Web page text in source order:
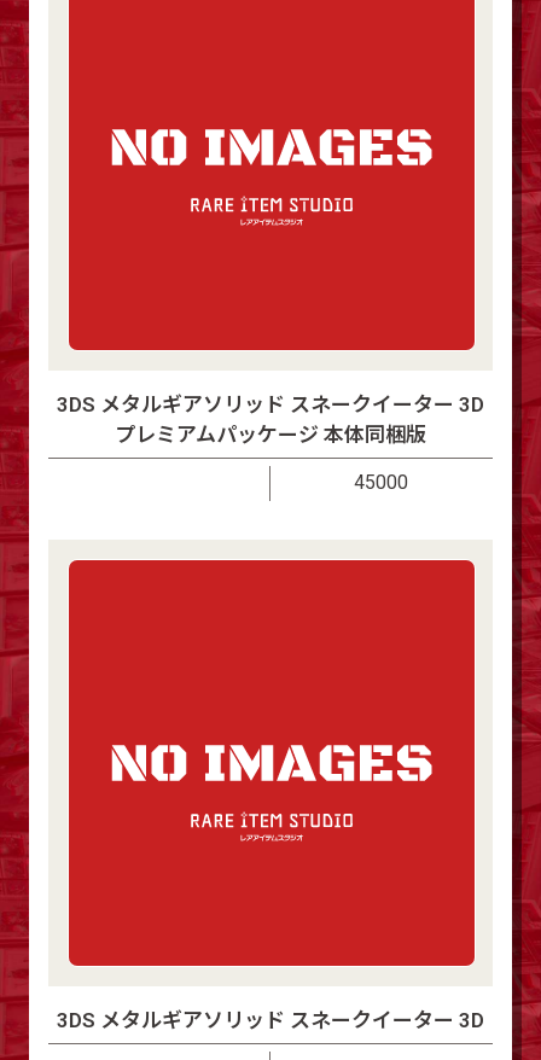
3DS メタルギアソリッド スネークイーター 3D
プレミアムパッケージ 本体同梱版
45000
3DS メタルギアソリッド スネークイーター 3D